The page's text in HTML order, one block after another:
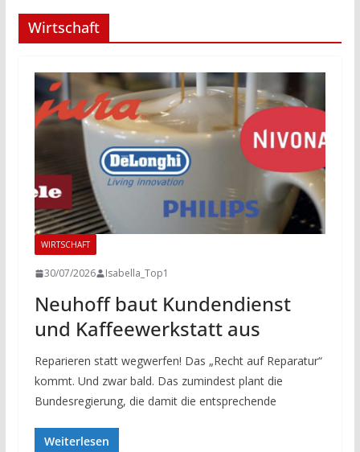
Wirtschaft
WIRTSCHAFT
30/07/2026 Isabella_Top1
Neuhoff baut Kundendienst
und Kaffeewerkstatt aus
Reparieren statt wegwerfen! Das „Recht auf Reparatur“
kommt. Und zwar bald. Das zumindest plant die
Bundesregierung, die damit die entsprechende
Weiterlesen